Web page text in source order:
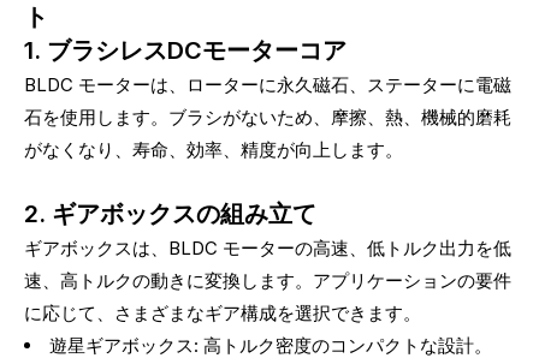
ト
1. ブラシレスDCモーターコア
BLDC モーターは、ローターに永久磁石、ステーターに電磁
石を使用します。ブラシがないため、摩擦、熱、機械的磨耗
がなくなり、寿命、効率、精度が向上します。
2. ギアボックスの組み立て
ギアボックスは、BLDC モーターの高速、低トルク出力を低
速、高トルクの動きに変換します。アプリケーションの要件
に応じて、さまざまなギア構成を選択できます。
遊星ギアボックス: 高トルク密度のコンパクトな設計。